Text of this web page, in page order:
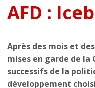
AFD :
Après des mois et
mises en garde de la
successifs de la
développement